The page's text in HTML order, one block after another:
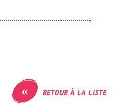
« RETOUR À LA LISTE